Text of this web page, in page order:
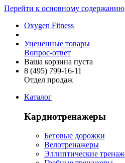
Перейти к основному содержанию
Oxygen Fitness
Уцененные товары
Вопрос-ответ
Ваша корзина пуста
8 (495) 799-16-11
Отдел продаж
Каталог
Кардиотренажеры
Беговые дорожки
Велотренажеры
Эллиптические